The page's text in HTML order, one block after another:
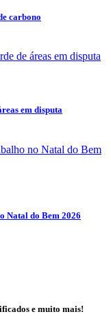
carbono
em disputa
Natal do Bem 2026
e muito mais!